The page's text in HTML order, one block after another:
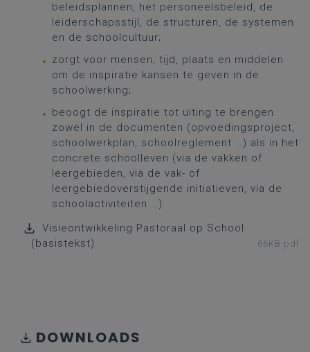
beleidsplannen, het personeelsbeleid, de
leiderschapsstijl, de structuren, de systemen
en de schoolcultuur;
zorgt voor mensen, tijd, plaats en middelen
om de inspiratie kansen te geven in de
schoolwerking;
beoogt de inspiratie tot uiting te brengen
zowel in de documenten (opvoedingsproject,
schoolwerkplan, schoolreglement …) als in het
concrete schoolleven (via de vakken of
leergebieden, via de vak- of
leergebiedoverstijgende initiatieven, via de
schoolactiviteiten …).
Visieontwikkeling Pastoraal op School
(basistekst)
66KB pdf
DOWNLOADS